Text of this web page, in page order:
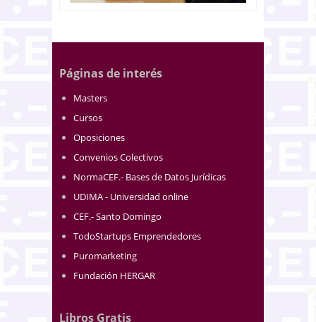
Páginas de interés
Masters
Cursos
Oposiciones
Convenios Colectivos
NormaCEF.- Bases de Datos Jurídicas
UDIMA - Universidad online
CEF.- Santo Domingo
TodoStartups Emprendedores
Puromarketing
Fundación HERGAR
Libros Gratis